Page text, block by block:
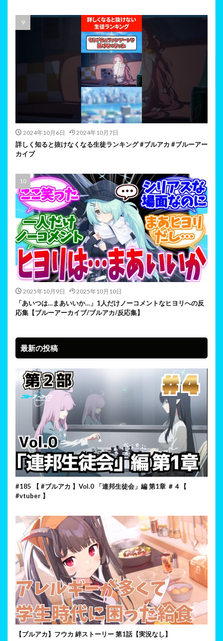
2024年10月6日 2024年10月7日
詳しく知ると抜けなくなる生徒ランキング #ブルアカ #ブルーアー
カイブ
2025年10月9日 2025年10月10日
「あいつは…まあいいか…」1人だけノーコメントなヒヨリへの反
応集【ブルーアーカイブ/ブルアカ/反応集】
最新の投稿
#185 【 #ブルアカ 】Vol.0 「連邦生徒会」編 第1章 ＃４【
#vtuber 】
【ブルアカ】フウカ 絆ストーリー 第1話【実況なし】